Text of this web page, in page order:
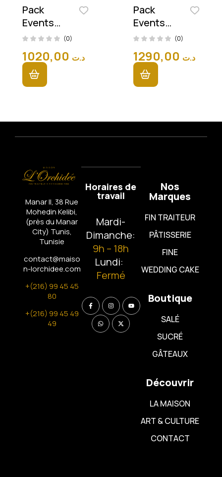
Pack
Events
Prestige
Pièces)
(0)
د.ت
Pack
Events
Prestige
Pièces)
(0)
د.ت
Manar II, 38 Rue
Mohedin Kelibi,
(près du Manar
City) Tunis,
Tunisie
contact@maiso
n-lorchidee.com
+(216) 99 45 45
80
+(216) 99 45 49
49
Nos
Marques
FIN TRAITEUR
PÂTISSERIE
FINE
WEDDING CAKE
Boutique
SALÉ
SUCRÉ
GÂTEAUX
Découvrir
LA MAISON
ART & CULTURE
CONTACT
Horaires de
travail
Mardi-
Dimanche:
9h – 18h
Lundi:
Fermé